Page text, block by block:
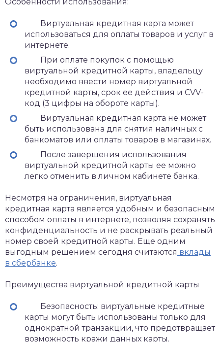
Виртуальная кредитная карта может
использоваться для оплаты товаров и услуг в
интернете.
При оплате покупок с помощью
виртуальной кредитной карты, владельцу
необходимо ввести номер виртуальной
кредитной карты, срок ее действия и CVV-
код (3 цифры на обороте карты).
Виртуальная кредитная карта не может
быть использована для снятия наличных с
банкоматов или оплаты товаров в магазинах.
После завершения использования
виртуальной кредитной карты ее можно
легко отменить в личном кабинете банка.
Несмотря на ограничения, виртуальная
кредитная карта является удобным и безопасным
способом оплаты в интернете, позволяя сохранять
конфиденциальность и не раскрывать реальный
номер своей кредитной карты. Еще одним
выгодным решением сегодня считаются вклады
в сбербанке.
Преимущества виртуальной кредитной карты
Безопасность: виртуальные кредитные
карты могут быть использованы только для
однократной транзакции, что предотвращает
возможность кражи данных карты.